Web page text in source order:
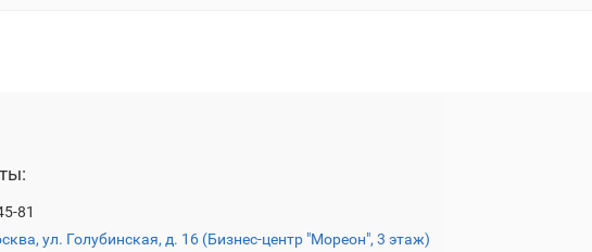
81
ул. Голубинская, д. 16 (Бизнес-центр "Мореон", 3 этаж)